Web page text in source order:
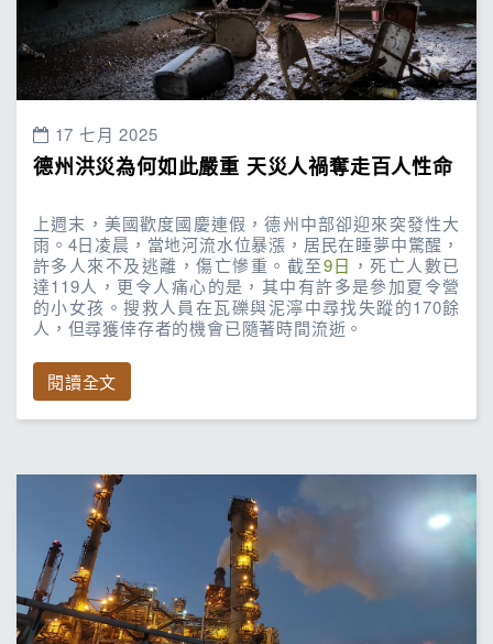
17 七月 2025
德州洪災為何如此嚴重 天災人禍奪走百人性命
上週末，美國歡度國慶連假，德州中部卻迎來突發性大
雨。4日凌晨，當地河流水位暴漲，居民在睡夢中驚醒，
許多人來不及逃離，傷亡慘重。截至9日 ，死亡人數已
達119人，更令人痛心的是，其中有許多是參加夏令營
的小女孩。搜救人員在瓦礫與泥濘中尋找失蹤的170餘
人，但尋獲倖存者的機會已隨著時間流逝。
閱讀全文